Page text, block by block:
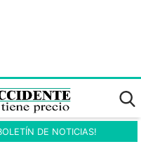
DE NOTICIAS!